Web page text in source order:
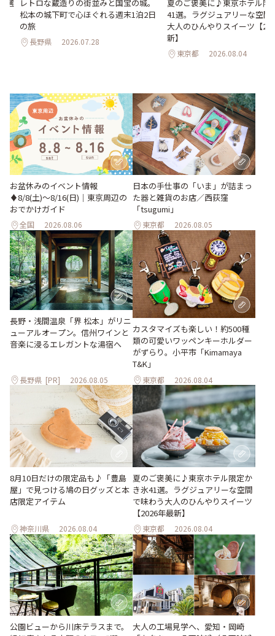
選
レトロな蔵造りの街並みと国宝の城。
松本の城下町で心ほぐれる週末1泊2日
の旅
長野県 2026.07.28
夏のご褒美に♪東京ホテル限
41選。ラグジュアリーな空間
大人のひんやりスイーツ【
新】
東京都 2026.08.04
お盆休みのイベント情報
♦︎8/8(土)〜8/16(日)｜東京周辺の
おでかけガイド
全国 2026.08.06
日本の手仕事の「いま」が詰まっ
た器と雑貨のお店／西荻窪
「tsugumi」
東京都 2026.08.05
長野・浅間温泉「界 松本」がリニ
ューアルオープン。信州ワインと
音楽に浸るエレガントな湯宿へ
長野県 [PR] 2026.08.05
カスタマイズも楽しい！約500種
類の可愛いワッペンキーホルダー
がずらり。小平市「Kimamaya
T&K」
東京都 2026.08.04
8月10日だけの限定品も♪「豊島
屋」で見つける鳩の日グッズと本
店限定アイテム
神奈川県 2026.08.04
夏のご褒美に♪東京ホテル限定か
き氷41選。ラグジュアリーな空間
で味わう大人のひんやりスイーツ
【2026年最新】
東京都 2026.08.04
公園ビューから川床テラスまで。
大人の工場見学へ、愛知・岡崎